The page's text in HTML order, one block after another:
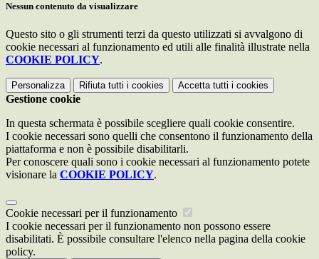
Nessun contenuto da visualizzare
Questo sito o gli strumenti terzi da questo utilizzati si avvalgono di
cookie necessari al funzionamento ed utili alle finalità illustrate nella
COOKIE POLICY.
Personalizza Rifiuta tutti i cookies Accetta tutti i cookies
Gestione cookie
In questa schermata è possibile scegliere quali cookie consentire.
I cookie necessari sono quelli che consentono il funzionamento della
piattaforma e non è possibile disabilitarli.
Per conoscere quali sono i cookie necessari al funzionamento potete
visionare la COOKIE POLICY.
Cookie necessari per il funzionamento
I cookie necessari per il funzionamento non possono essere
disabilitati. È possibile consultare l'elenco nella pagina della cookie
policy.